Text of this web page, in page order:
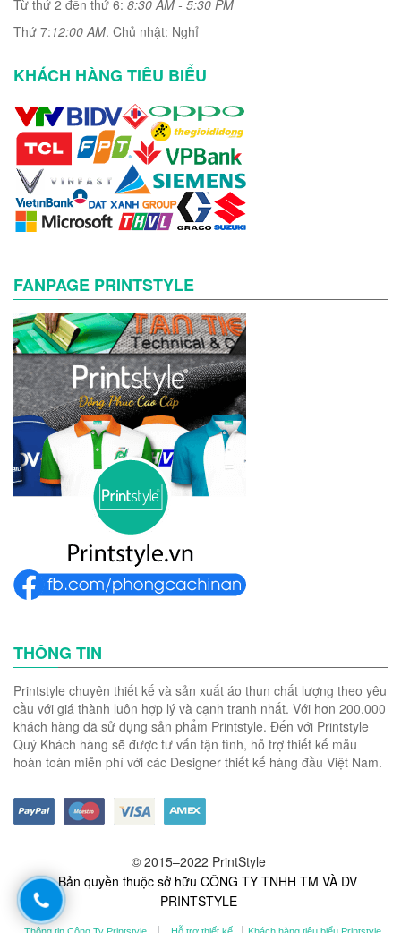
Từ thứ 2 đến thứ 6: 8:30 AM - 5:30 PM
Thứ 7:12:00 AM. Chủ nhật: Nghỉ
KHÁCH HÀNG TIÊU BIỂU
FANPAGE PRINTSTYLE
THÔNG TIN
Printstyle chuyên thiết kế và sản xuất áo thun chất lượng theo yêu
cầu với giá thành luôn hợp lý và cạnh tranh nhất. Với hơn 200,000
khách hàng đã sử dụng sản phẩm Printstyle. Đến với Printstyle
Quý Khách hàng sẽ được tư vấn tận tình, hỗ trợ thiết kế mẫu
hoàn toàn miễn phí với các Designer thiết kế hàng đầu Việt Nam.
© 2015–2022 PrintStyle
- Bản quyền thuộc sở hữu CÔNG TY TNHH TM VÀ DV
PRINTSTYLE